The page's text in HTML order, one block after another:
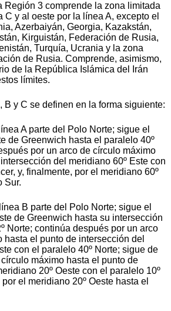
Región 3 comprende la zona limitada
C y al oeste por la línea A, excepto el
Azerbaiyán, Georgia, Kazakstán,
Kirguistán, Federación de Rusia,
Turquía, Ucrania y la zona
de Rusia. Comprende, asimismo,
de la República Islámica del Irán
límites.
B y C se definen en la forma siguiente:
A parte del Polo Norte; sigue el
de Greenwich hasta el paralelo 40º
por un arco de círculo máximo
del meridiano 60º Este con
y, finalmente, por el meridiano 60º
Sur.
B parte del Polo Norte; sigue el
de Greenwich hasta su intersección
Norte; continúa después por un arco
hasta el punto de intersección del
con el paralelo 40º Norte; sigue de
máximo hasta el punto de
20º Oeste con el paralelo 10º
el meridiano 20º Oeste hasta el